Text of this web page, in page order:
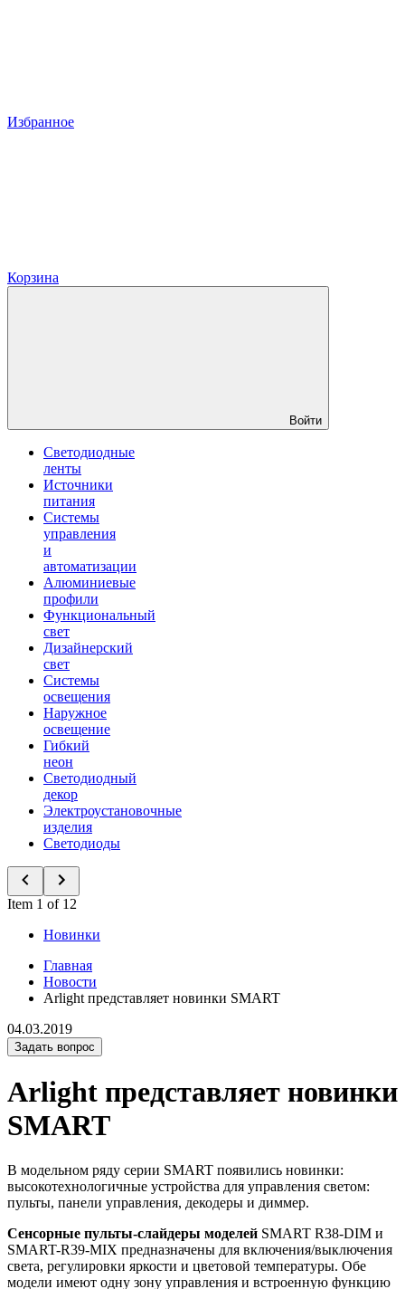
Избранное
Корзина
Войти
Светодиодные
ленты
Источники
питания
Системы
управления
и
автоматизации
Алюминиевые
профили
Функциональный
свет
Дизайнерский
свет
Системы
освещения
Наружное
освещение
Гибкий
неон
Светодиодный
декор
Электроустановочные
изделия
Светодиоды
Item 1 of 12
Новинки
Главная
Новости
Arlight представляет новинки SMART
04.03.2019
Задать вопрос
Arlight представляет новинки
SMART
В модельном ряду серии SMART появились новинки:
высокотехнологичные устройства для управления светом:
пульты, панели управления, декодеры и диммер.
Сенсорные пульты-слайдеры моделей SMART R38-DIM и
SMART-R39-MIX предназначены для включения/выключения
света, регулировки яркости и цветовой температуры. Обе
модели имеют одну зону управления и встроенную функцию